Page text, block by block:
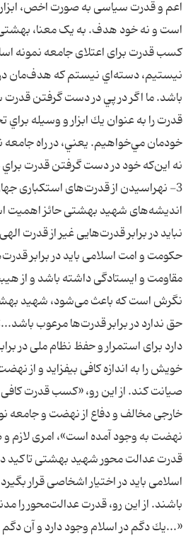
اعم و قدرت سیاسی به صورت اخص،
است و نه خود هدف. به یک معنا،
کسب قدرت برای اعتلای جامعه نمونه
نيستيم، دسته‌اي نيستم كه هدف‌مان
باشد. ما اگر در پي در دست گرفتن
قدرت را به عنوان يك ابزار و وسيله
خودمان مي‌خواهيم. يعني، در راه جامعه
نه اين‌كه خود در دست گرفتن قدرت
3- نهراسیدن از قدرت‌های استکباری
اندیشه‌های شهید بهشتی حائز
نباید در برابر قدرت‌هایی غیر از قدرت
حکومت و امت اسلامی باید در برابر
مقاومت و ایستادگی داشته باشد و از
نگرش است که باعث می‌شود، شهید
حق ندارد در برابر قدر‌ت‌ها مرعوب
دارد برای استمرار و حفظ نظام ملی در
خویش را به اندازه کافی بیفزاید و از
صیانت کند. از این رو، «كسب قدرت كافى
خارجى مخالف و دفاع از نهضت و جامعه
قدرت عدالت محور شهید بهشتی تاکید
اسلامی باید در اختیار اشخاصی قرار
باشند. از این رو، قدرت عدالت‌محور را
«...يك دگم در اسلام وجود دارد و آن